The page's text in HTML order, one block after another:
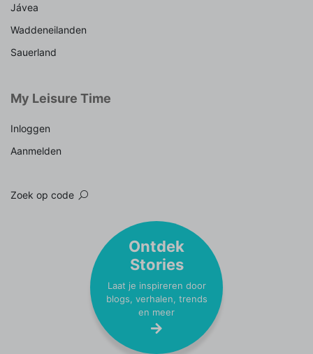
Jávea
Waddeneilanden
Sauerland
My Leisure Time
Inloggen
Aanmelden
Zoek op code
Ontdek
Stories
Laat je inspireren door
blogs, verhalen, trends
en meer